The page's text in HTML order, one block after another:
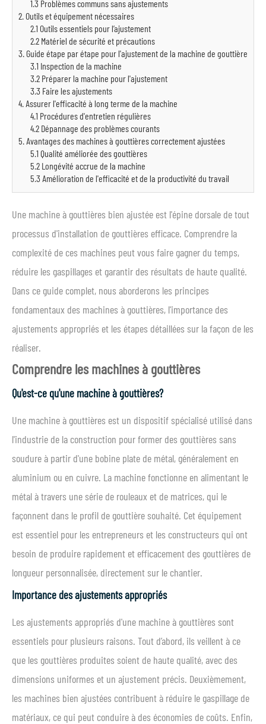
1.3 Problèmes communs sans ajustements
2. Outils et équipement nécessaires
2.1 Outils essentiels pour l’ajustement
2.2 Matériel de sécurité et précautions
3. Guide étape par étape pour l'ajustement de la machine de gouttière
3.1 Inspection de la machine
3.2 Préparer la machine pour l'ajustement
3.3 Faire les ajustements
4. Assurer l'efficacité à long terme de la machine
4.1 Procédures d'entretien régulières
4.2 Dépannage des problèmes courants
5. Avantages des machines à gouttières correctement ajustées
5.1 Qualité améliorée des gouttières
5.2 Longévité accrue de la machine
5.3 Amélioration de l'efficacité et de la productivité du travail
Une machine à gouttières bien ajustée est l'épine dorsale de tout
processus d'installation de gouttières efficace. Comprendre la
complexité de ces machines peut vous faire gagner du temps,
réduire les gaspillages et garantir des résultats de haute qualité.
Dans ce guide complet, nous aborderons les principes
fondamentaux des machines à gouttières, l'importance des
ajustements appropriés et les étapes détaillées sur la façon de les
réaliser.
Comprendre les machines à gouttières
Qu'est-ce qu'une machine à gouttières?
Une machine à gouttières est un dispositif spécialisé utilisé dans
l'industrie de la construction pour former des gouttières sans
soudure à partir d'une bobine plate de métal, généralement en
aluminium ou en cuivre. La machine fonctionne en alimentant le
métal à travers une série de rouleaux et de matrices, qui le
façonnent dans le profil de gouttière souhaité. Cet équipement
est essentiel pour les entrepreneurs et les constructeurs qui ont
besoin de produire rapidement et efficacement des gouttières de
longueur personnalisée, directement sur le chantier.
Importance des ajustements appropriés
Les ajustements appropriés d'une machine à gouttières sont
essentiels pour plusieurs raisons. Tout d’abord, ils veillent à ce
que les gouttières produites soient de haute qualité, avec des
dimensions uniformes et un ajustement précis. Deuxièmement,
les machines bien ajustées contribuent à réduire le gaspillage de
matériaux, ce qui peut conduire à des économies de coûts. Enfin,